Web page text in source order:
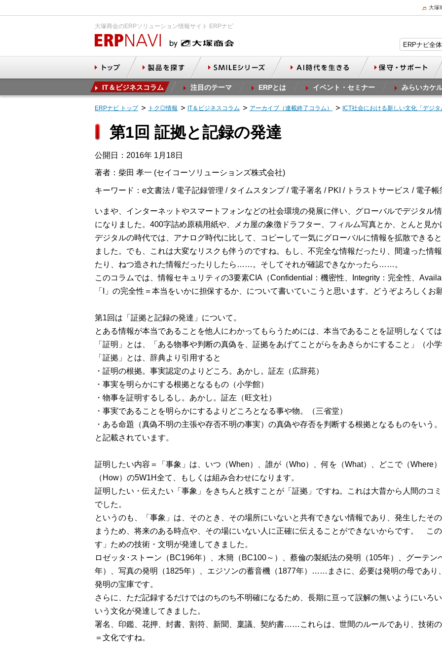
大塚
大塚商会のERPソリューション情報サイト ERPナビ
IT＆ビジネスコラム 注目のテーマ ERPとは イベント・セミナー みらいカケ
ERPナビ トップ トク◎情報 IT＆ビジネスコラム アーカイブ（連載終了コラム） ICT社会における新しい文化「デジ
第1回 証拠と記録の発達
公開日：2016年 1月18日
著者：柴田 孝一 (セイコーソリューションズ株式会社)
キーワード：e文書法 / 電子記録管理 / タイムスタンプ / 電子署名 / PKI / トラストサービス / 電子帳
いまや、インターネットやスマートフォンなどの社会環境の発展に伴い、グローバルでデジタル
になりました。400字詰め原稿用紙や、メカ屋の象徴ドラフター、フィルム写真とか、とんと見
デジタルの時代では、アナログ時代に比して、コピーして一気にグローバルに情報を拡散できる
ました。でも、これは大変なリスクも伴うのですね。もし、不完全な情報だったり、間違った情
たり、ねつ造された情報だったりしたら……。そしてそれが確認できなかったら……。
このコラムでは、情報セキュリティの3要素CIA（Confidential：機密性、Integrity：完全性、
「I」の完全性＝本当をいかに担保するか、について書いていこうと思います。どうぞよろしくお
第1回は「証拠と記録の発達」について。
とある情報が本当であることを他人にわかってもらうためには、本当であることを証明しなくて
「証明」とは、「ある物事や判断の真偽を、証拠をあげてことがらをあきらかにすること」（小
「証拠」とは、辞典より引用すると
・証明の根拠。事実認定のよりどころ。あかし。証左（広辞苑）
・事実を明らかにする根拠となるもの（小学館）
・物事を証明するしるし。あかし。証左（旺文社）
・事実であることを明らかにするよりどころとなる事や物。（三省堂）
・ある命題（真偽不明の主張や存否不明の事実）の真偽や存否を判断する根拠となるものをいう
と記載されています。
証明したい内容＝「事象」は、いつ（When）、誰が（Who）、何を（What）、どこで（Where
（How）の5W1H全て、もしくは組み合わせになります。
証明したい・伝えたい「事象」をきちんと残すことが「証拠」ですね。これは大昔から人間のコ
でした。
というのも、「事象」は、そのとき、その場所にいないと共有できない情報であり、発生したそ
まうため、将来のある時点や、その場にいない人に正確に伝えることができないからです。 こ
す」ための技術・文明が発達してきました。
ロゼッタ･ストーン（BC196年）、木簡（BC100～）、蔡倫の製紙法の発明（105年）、グーテン
年）、写真の発明（1825年）、エジソンの蓄音機（1877年）……まさに、必要は発明の母であり
発明の宝庫です。
さらに、ただ記録するだけではのちのち不明確になるため、長期に亘って誤解の無いようにいろ
いう文化が発達してきました。
署名、印鑑、花押、封書、割符、新聞、稟議、契約書……これらは、世間のルールであり、技術
＝文化ですね。